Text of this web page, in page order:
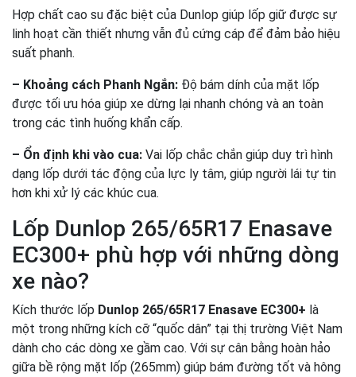
Hợp chất cao su đặc biệt của Dunlop giúp lốp giữ được sự
linh hoạt cần thiết nhưng vẫn đủ cứng cáp để đảm bảo hiệu
suất phanh.
– Khoảng cách Phanh Ngắn: Độ bám dính của mặt lốp
được tối ưu hóa giúp xe dừng lại nhanh chóng và an toàn
trong các tình huống khẩn cấp.
– Ổn định khi vào cua: Vai lốp chắc chắn giúp duy trì hình
dạng lốp dưới tác động của lực ly tâm, giúp người lái tự tin
hơn khi xử lý các khúc cua.
Lốp Dunlop 265/65R17 Enasave
EC300+ phù hợp với những dòng
xe nào?
Kích thước lốp Dunlop 265/65R17 Enasave EC300+ là
một trong những kích cỡ “quốc dân” tại thị trường Việt Nam
dành cho các dòng xe gầm cao. Với sự cân bằng hoàn hảo
giữa bề rộng mặt lốp (265mm) giúp bám đường tốt và hông